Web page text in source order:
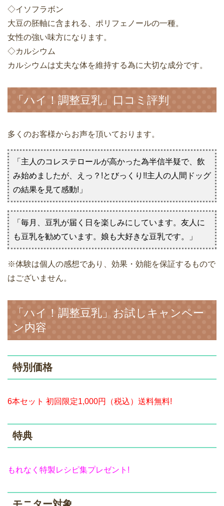
◇イソフラボン
大豆の胚軸に含まれる、ポリフェノールの一種。
女性の強い味方になります。
◇カルシウム
カルシウムは丈夫な体を維持する為に大切な成分です。
「ハイ！調整豆乳」口コミ評判
多くのお客様からお声を頂いております。
「主人のコレステロールが高かった為半信半疑で、飲
み始めましたが、えっ？!とびっくり!!主人の人間ドッグ
の結果を見て感動!」
「毎月、豆乳が届く日を楽しみにしています。友人に
も豆乳を勧めています。娘も大好きな豆乳です。」
※体験は個人の感想であり、効果・効能を保証するもので
はございません。
「ハイ！調整豆乳」お試しキャンペー
ン内容
特別価格
6本セット 初回限定1,000円（税込）送料無料!
特典
もれなく特製レシピ集プレゼント!